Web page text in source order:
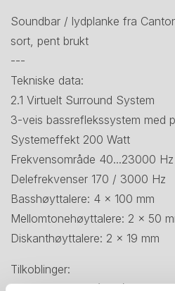
Soundbar / lydplanke fra
sort, pent brukt
---
Tekniske data:
2.1 Virtuelt Surround System
3-veis bassreflekssystem med
Systemeffekt 200 Watt
Frekvensområde 40...23000 Hz
Delefrekvenser 170 / 3000 Hz
Basshøyttalere: 4 x 100 mm
Mellomtonehøyttalere: 2 x 50
Diskanthøyttalere: 2 x 19 mm
Tilkoblinger: